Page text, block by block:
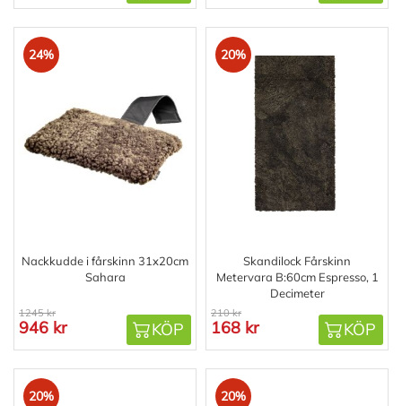
24%
Nackkudde i fårskinn 31x20cm
Sahara
1245 kr
946 kr KÖP
20%
Skandilock Fårskinn
Metervara B:60cm Espresso, 1
Decimeter
210 kr
168 kr KÖP
20% 20%